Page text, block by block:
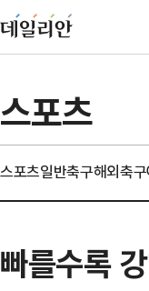
스포츠
스포츠일반축구해외축구
빠를수록